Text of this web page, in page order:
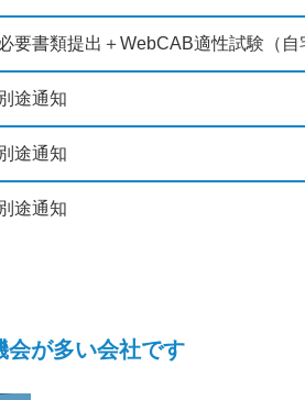
要書類提出＋WebCAB適性試験（自
別途通知
別途通知
別途通知
会が多い会社です